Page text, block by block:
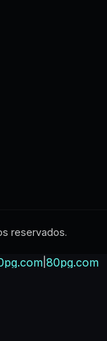
reservados.
|80pg.com